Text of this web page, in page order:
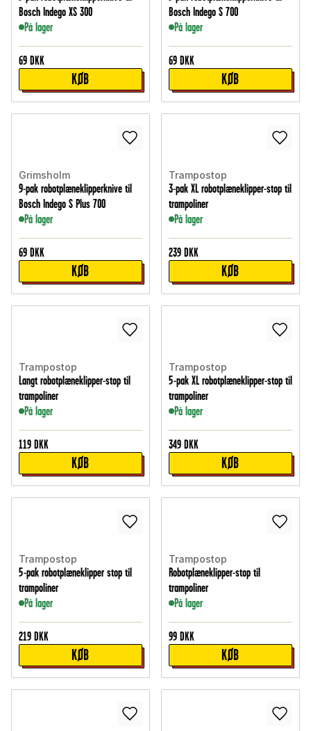
Bosch Indego XS 300
På lager
69 DKK
KØB
Bosch Indego S 700
På lager
69 DKK
KØB
Grimsholm
9-pak robotplæneklipperknive til
Bosch Indego S Plus 700
På lager
69 DKK
KØB
Trampostop
3-pak XL robotplæneklipper-stop til
trampoliner
På lager
239 DKK
KØB
Trampostop
Langt robotplæneklipper-stop til
trampoliner
På lager
119 DKK
KØB
Trampostop
5-pak XL robotplæneklipper-stop til
trampoliner
På lager
349 DKK
KØB
Trampostop
5-pak robotplæneklipper stop til
trampoliner
På lager
219 DKK
KØB
Trampostop
Robotplæneklipper-stop til
trampoliner
På lager
99 DKK
KØB